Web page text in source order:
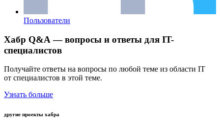
Пользователи
Хабр Q&A — вопросы и ответы для IT-
специалистов
Получайте ответы на вопросы по любой теме из области IT
от специалистов в этой теме.
Узнать больше
другие проекты хабра